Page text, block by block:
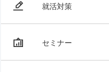
就活対策
セミナー